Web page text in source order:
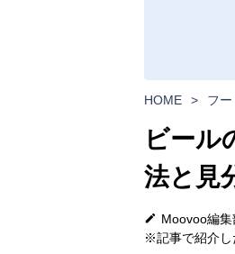
HOME > フ
ビール
法と見
Moovoo編集
※記事で紹介し